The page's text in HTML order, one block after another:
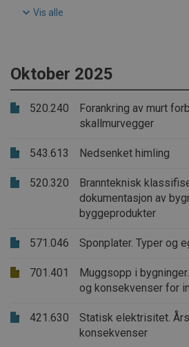
Vis alle
Oktober 2025
520.240
Forankring av murt
skallmurvegger
543.613 Nedsenket himling
520.320
Brannteknisk
dokumentasjon av
byggeprodukter
571.046 Sponplater. Typer og
701.401
Muggsopp i
og konsekvenser for
421.630
Statisk elektrisitet.
konsekvenser